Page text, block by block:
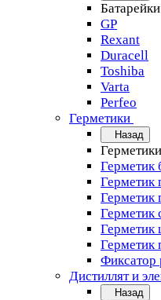
Батарейки
GP
Rexant
Duracell
Toshiba
Varta
Perfeo
Герметики
Назад
Герметики
Герметик
Герметик
Герметик
Герметик
Герметик
Герметик
Фиксатор
Дистиллят и
Назад